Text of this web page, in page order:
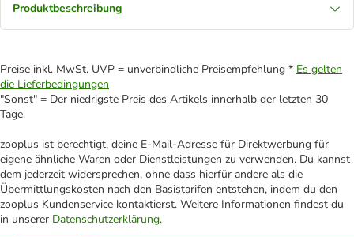
Produktbeschreibung
Preise inkl. MwSt. UVP = unverbindliche Preisempfehlung * Es gelten
die Lieferbedingungen
"Sonst" = Der niedrigste Preis des Artikels innerhalb der letzten 30
Tage.
zooplus ist berechtigt, deine E-Mail-Adresse für Direktwerbung für
eigene ähnliche Waren oder Dienstleistungen zu verwenden. Du kannst
dem jederzeit widersprechen, ohne dass hierfür andere als die
Übermittlungskosten nach den Basistarifen entstehen, indem du den
zooplus Kundenservice kontaktierst. Weitere Informationen findest du
in unserer Datenschutzerklärung.